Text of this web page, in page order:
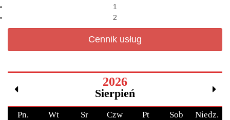
1
2
Cennik usług
2026
Sierpień
Pn. Wt Sr Czw Pt Sob Niedz.